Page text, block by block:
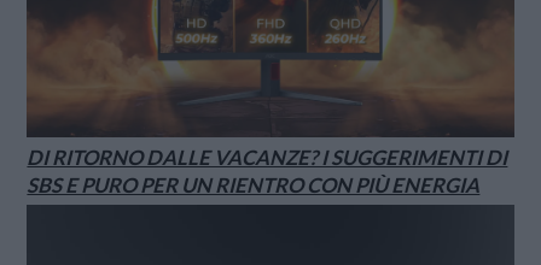
DI RITORNO DALLE VACANZE? I SUGGERIMENTI DI
SBS E PURO PER UN RIENTRO CON PIÙ ENERGIA